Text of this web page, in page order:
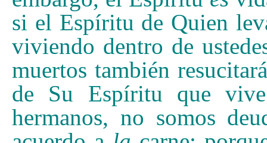
si el Espíritu de Quien
viviendo dentro de
muertos también
de Su Espíritu que vive
hermanos, no somos